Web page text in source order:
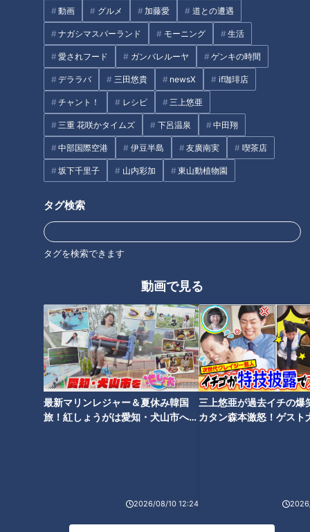
動画 グルメ 加藤愛 道との遭遇
ナガシマスパーランド モーニング 生活
愛されフード ガンバレルーヤ ゲンキの時間
デララバ 三田悠貴 newsX if珈琲店
チャント！ レシピ 三上悠亜
三重 花咲かタイムズ 下呂温泉 中田翔
中部国際空港 伊豆半島 友廣南実 喫茶店
坂下千里子 山内彩加 東山動植物園
タグ検索
タグを検索できます
動画で見る
最新マリンレジャー＆夏休み韓国
旅！紅しょうがは愛知・犬山市へ
2026/08/10 12:24
三上悠亜が過去イチの爆
カタン森本激怒！ゲスト
⑤【道との遭遇】
エンタメ 三田悠貴 道との遭遇
オススメ関連コンテンツ
【岐阜】軽トラ女子が「初体験
グルメ」を巡る旅⑥【道との遭
【岐阜】軽トラ女子が「初体験
【岐阜】軽トラ女子が「初体験
グルメ」を巡る旅④【道との遭
【岐阜】軽トラ女子が「初体験
グルメ」を巡る旅③【道との遭
遇】